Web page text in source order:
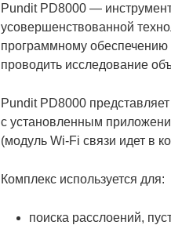
Pundit PD8000 —
усовершенствованной
программному обеспечению
проводить исследование
Pundit PD8000
с установленным
(модуль Wi-Fi связи идет в
Комплекс используется для:
поиска расслоений,